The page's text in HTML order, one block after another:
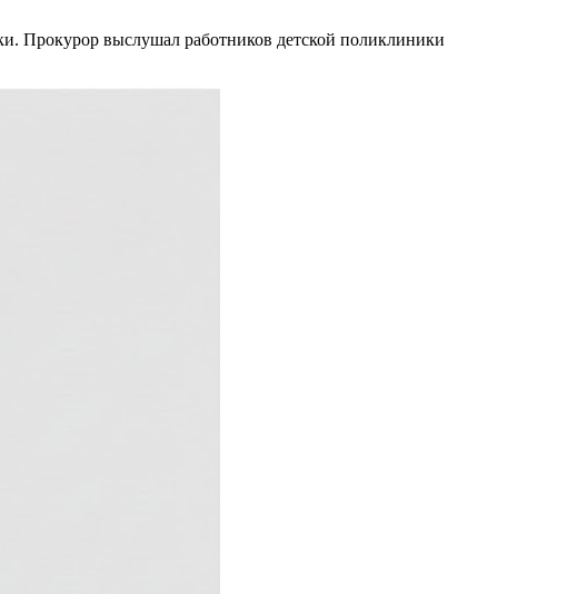
Прокурор выслушал работников детской поликлиники